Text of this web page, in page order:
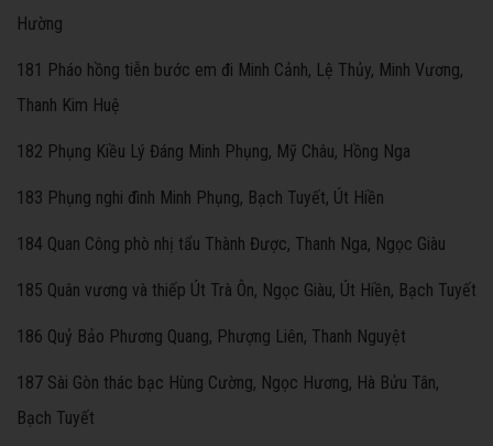
Hường
181 Pháo hồng tiễn bước em đi Minh Cảnh, Lệ Thủy, Minh Vương,
Thanh Kim Huệ
182 Phụng Kiều Lý Đáng Minh Phụng, Mỹ Châu, Hồng Nga
183 Phụng nghi đình Minh Phụng, Bạch Tuyết, Út Hiền
184 Quan Công phò nhị tẩu Thành Được, Thanh Nga, Ngọc Giàu
185 Quân vương và thiếp Út Trà Ôn, Ngọc Giàu, Út Hiền, Bạch Tuyết
186 Quỷ Bảo Phương Quang, Phượng Liên, Thanh Nguyệt
187 Sài Gòn thác bạc Hùng Cường, Ngọc Hương, Hà Bửu Tân,
Bạch Tuyết